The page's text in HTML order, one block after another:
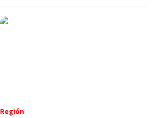
Región